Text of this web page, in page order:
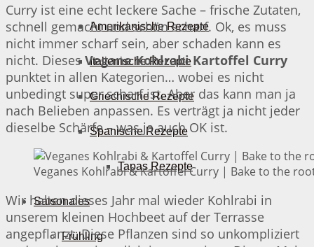
Amerikanische Rezepte
Italienische Rezepte
Griechische Rezepte
Spanische Rezepte
Tapas Rezepte
Saisonales
Frühling
Curry ist eine echt leckere Sache – frische Zutaten,
schnell gemacht und schön scharf. Ok, es muss
nicht immer scharf sein, aber schaden kann es
nicht. DiesesVegane Kohlrabi Kartoffel Curry
punktet in allen Kategorien… wobei es nicht
unbedingt super scharf ist. Aber das kann man ja
nach Belieben anpassen. Es verträgt ja nicht jeder
dieselbe Schärfe – was ja auch OK ist.
Veganes Kohlrabi & Kartoffel Curry | Bake to the
Wir haben dieses Jahr mal wieder Kohlrabi in
unserem kleinen Hochbeet auf der Terrasse
angepflanzt. Diese Pflanzen sind so unkompliziert